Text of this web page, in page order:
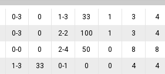
0-3 0 1 -3 33 1 3 4
0-3 0 2-2 100 1 3 4
0-0 0 2-4 50 0 8 8
1-3 33 0-1 0 0 4 4